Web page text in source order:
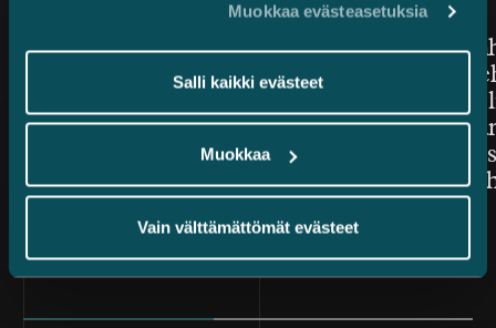
Muokkaa evästeasetuksia
Salli kaikki evästeet
Muokkaa
Vain välttämättömät evästeet
7.8.2026 – Riitojen ratkaiseminen
Castrén & Snellman ehdolla
vuoden suomalaiseksi
Litigation Europe Awards
2026 -kilpailussa
Julkaistu
3.8.2026
Jarno
mukana